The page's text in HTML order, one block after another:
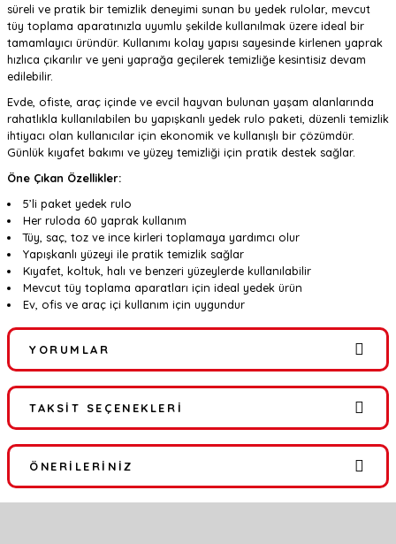
süreli ve pratik bir temizlik deneyimi sunan bu yedek rulolar, mevcut
tüy toplama aparatınızla uyumlu şekilde kullanılmak üzere ideal bir
tamamlayıcı üründür. Kullanımı kolay yapısı sayesinde kirlenen yaprak
hızlıca çıkarılır ve yeni yaprağa geçilerek temizliğe kesintisiz devam
edilebilir.
Evde, ofiste, araç içinde ve evcil hayvan bulunan yaşam alanlarında
rahatlıkla kullanılabilen bu yapışkanlı yedek rulo paketi, düzenli temizlik
ihtiyacı olan kullanıcılar için ekonomik ve kullanışlı bir çözümdür.
Günlük kıyafet bakımı ve yüzey temizliği için pratik destek sağlar.
Öne Çıkan Özellikler:
5’li paket yedek rulo
Her ruloda 60 yaprak kullanım
Tüy, saç, toz ve ince kirleri toplamaya yardımcı olur
Yapışkanlı yüzeyi ile pratik temizlik sağlar
Kıyafet, koltuk, halı ve benzeri yüzeylerde kullanılabilir
Mevcut tüy toplama aparatları için ideal yedek ürün
Ev, ofis ve araç içi kullanım için uygundur
YORUMLAR
Bu ürüne ilk yorumu siz yapın!
TAKSIT SEÇENEKLERI
ÖNERILERINIZ